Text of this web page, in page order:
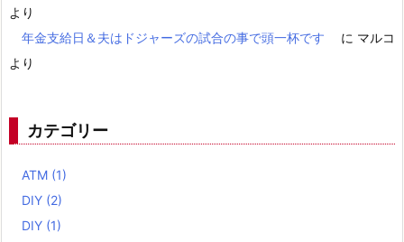
より
年金支給日＆夫はドジャーズの試合の事で頭一杯です
に マルコ
より
カテゴリー
ATM (1)
DIY (2)
DIY (1)